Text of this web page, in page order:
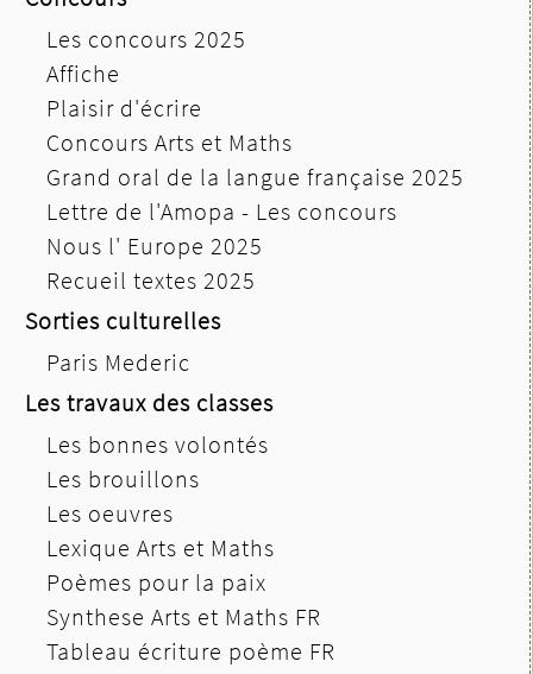
Les concours 2025
Affiche
Plaisir d'écrire
Concours Arts et Maths
Grand oral de la langue française 2025
Lettre de l'Amopa - Les concours
Nous l' Europe 2025
Recueil textes 2025
Sorties culturelles
Paris Mederic
Les travaux des classes
Les bonnes volontés
Les brouillons
Les oeuvres
Lexique Arts et Maths
Poèmes pour la paix
Synthese Arts et Maths FR
Tableau écriture poème FR